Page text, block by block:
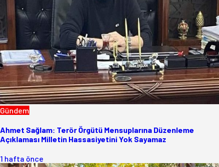
Gündem
Ahmet Sağlam: Terör Örgütü Mensuplarına Düzenleme
Açıklaması Milletin Hassasiyetini Yok Sayamaz
1 hafta önce